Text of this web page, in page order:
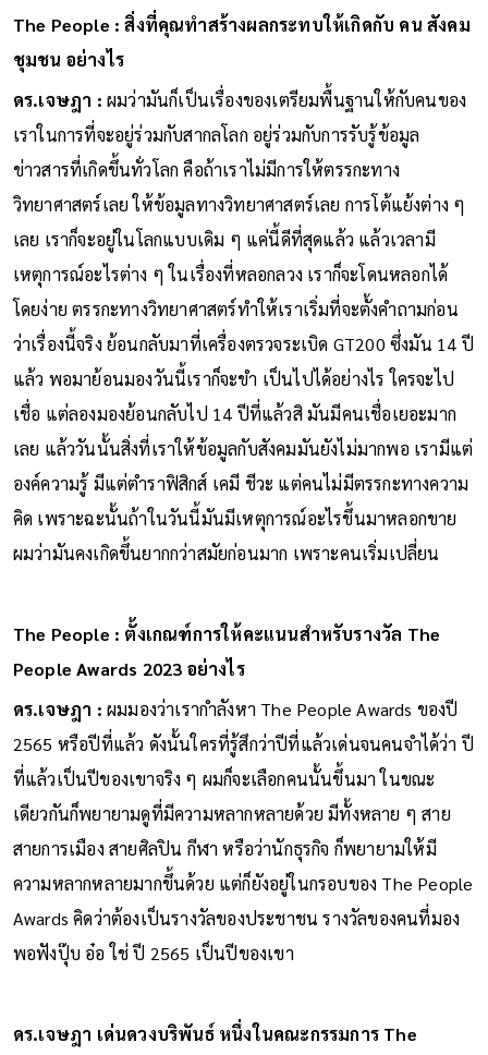
The People : สิ่งที่คุณทำสร้างผลกระทบให้เกิดกับ คน สังคม
ชุมชน อย่างไร
ดร.เจษฎา : ผมว่ามันก็เป็นเรื่องของเตรียมพื้นฐานให้กับคนของ
เราในการที่จะอยู่ร่วมกับสากลโลก อยู่ร่วมกับการรับรู้ข้อมูล
ข่าวสารที่เกิดขึ้นทั่วโลก คือถ้าเราไม่มีการให้ตรรกะทาง
วิทยาศาสตร์เลย ให้ข้อมูลทางวิทยาศาสตร์เลย การโต้แย้งต่าง ๆ
เลย เราก็จะอยู่ในโลกแบบเดิม ๆ แค่นี้ดีที่สุดแล้ว แล้วเวลามี
เหตุการณ์อะไรต่าง ๆ ในเรื่องที่หลอกลวง เราก็จะโดนหลอกได้
โดยง่าย ตรรกะทางวิทยาศาสตร์ทำให้เราเริ่มที่จะตั้งคำถามก่อน
ว่าเรื่องนี้จริง ย้อนกลับมาที่เครื่องตรวจระเบิด GT200 ซึ่งมัน 14 ปี
แล้ว พอมาย้อนมองวันนี้เราก็จะขำ เป็นไปได้อย่างไร ใครจะไป
เชื่อ แต่ลองมองย้อนกลับไป 14 ปีที่แล้วสิ มันมีคนเชื่อเยอะมาก
เลย แล้ววันนั้นสิ่งที่เราให้ข้อมูลกับสังคมมันยังไม่มากพอ เรามีแต่
องค์ความรู้ มีแต่ตำราฟิสิกส์ เคมี ชีวะ แต่คนไม่มีตรรกะทางความ
คิด เพราะฉะนั้นถ้าในวันนี้มันมีเหตุการณ์อะไรขึ้นมาหลอกขาย
ผมว่ามันคงเกิดขึ้นยากกว่าสมัยก่อนมาก เพราะคนเริ่มเปลี่ยน
The People : ตั้งเกณฑ์การให้คะแนนสำหรับรางวัล The
People Awards 2023 อย่างไร
ดร.เจษฎา : ผมมองว่าเรากำลังหา The People Awards ของปี
2565 หรือปีที่แล้ว ดังนั้นใครที่รู้สึกว่าปีที่แล้วเด่นจนคนจำได้ว่า ปี
ที่แล้วเป็นปีของเขาจริง ๆ ผมก็จะเลือกคนนั้นขึ้นมา ในขณะ
เดียวกันก็พยายามดูที่มีความหลากหลายด้วย มีทั้งหลาย ๆ สาย
สายการเมือง สายศิลปิน กีฬา หรือว่านักธุรกิจ ก็พยายามให้มี
ความหลากหลายมากขึ้นด้วย แต่ก็ยังอยู่ในกรอบของ The People
Awards คิดว่าต้องเป็นรางวัลของประชาชน รางวัลของคนที่มอง
พอฟังปุ๊บ อ๋อ ใช่ ปี 2565 เป็นปีของเขา
ดร.เจษฎา เด่นดวงบริพันธ์ หนึ่งในคณะกรรมการ The